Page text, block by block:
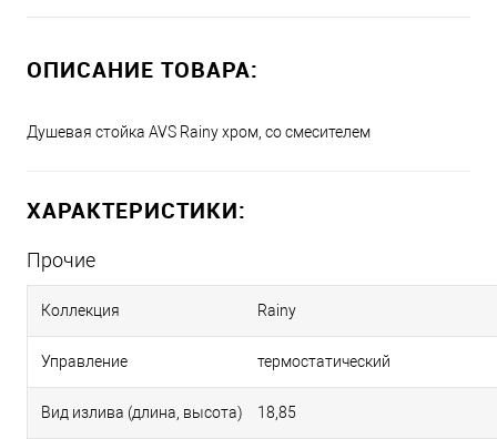
ОПИСАНИЕ ТОВАРА:
Душевая стойка AVS Rainy хром, со смесителем
ХАРАКТЕРИСТИКИ:
Прочие
Коллекция Rainy
Управление термостатический
Вид излива (длина, высота) 18,85